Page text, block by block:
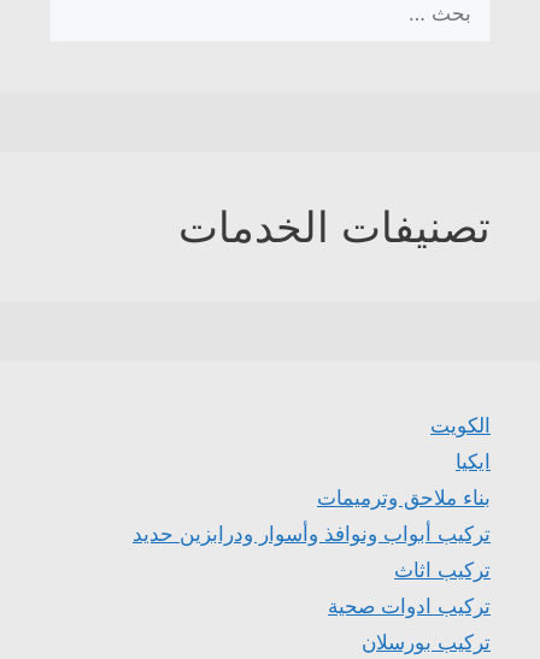
عن:
تصنيفات الخدمات
الكويت
ايكيا
بناء ملاحق وترميمات
تركيب أبواب ونوافذ وأسوار ودرابزين حديد
تركيب اثاث
تركيب ادوات صحية
تركيب بورسلان